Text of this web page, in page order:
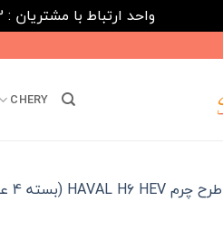
واحد ارتباط با مشتریان : 02182808933 ---- ارتباط در پیامرسان های داخلی ایتا، روبیکا و بله : 09031116395
CHERY